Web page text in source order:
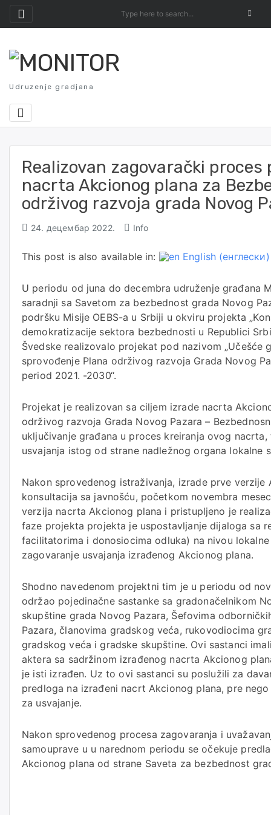
to
content
Udruzenje gradjana
Realizovan zagovarački
nacrta Akcionog plana za
održivog razvoja grada Novog
24. децембар 2022. Info
This post is also available in: English(енглески)
U periodu od juna do decembra udruženje građana
saradnji sa Savetom za bezbednost grada Novog
podršku Misije OEBS-a u Srbiji u okviru projekta
demokratizacije sektora bezbednosti u Republici
Švedske realizovalo projekat pod nazivom „Učešće
sprovođenje Plana održivog razvoja Grada Novog
period 2021. -2030“.
Projekat je realizovan sa ciljem izrade nacrta
održivog razvoja Grada Novog Pazara –
uključivanje građana u proces kreiranja ovog
usvajanja istog od strane nadležnog organa lokalne
Nakon sprovedenog istraživanja, izrade prve verzije
konsultacija sa javnošću, početkom novembra
verzija nacrta Akcionog plana i pristupljeno je
faze projekta projekta je uspostavljanje dijaloga sa
facilitatorima i donosiocima odluka) na nivou
zagovaranje usvajanja izrađenog Akcionog plana.
Shodno navedenom projektni tim je u periodu od
održao pojedinačne sastanke sa gradonačelnikom
skupštine grada Novog Pazara, Šefovima
Pazara, članovima gradskog veća, rukovodiocima
gradskog veća i gradske skupštine. Ovi sastanci
aktera sa sadržinom izrađenog nacrta Akcionog
je isti izrađen. Uz to ovi sastanci su poslužili za
predloga na izrađeni nacrt Akcionog plana, pre
za usvajanje.
Nakon sprovedenog procesa zagovaranja i
samouprave u u narednom periodu se očekuje
Akcionog plana od strane Saveta za bezbednost